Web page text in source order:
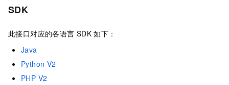
SDK
此接口对应的各语言 SDK 如下：
Java
Python V2
PHP V2